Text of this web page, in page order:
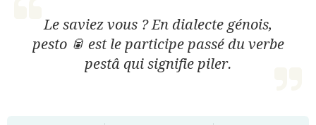
Le saviez vous ? En dialecte génois,
pesto 🥫 est le participe passé du verbe
pestâ qui signifie piler.